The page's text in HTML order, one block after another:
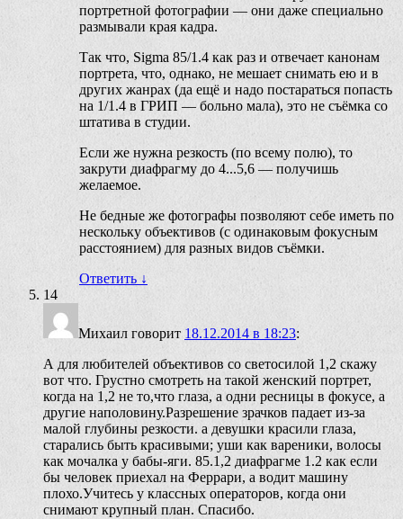
портретной фотографии — они даже специально
размывали края кадра.
Так что, Sigma 85/1.4 как раз и отвечает канонам
портрета, что, однако, не мешает снимать ею и в
других жанрах (да ещё и надо постараться попасть
на 1/1.4 в ГРИП — больно мала), это не съёмка со
штатива в студии.
Если же нужна резкость (по всему полю), то
закрути диафрагму до 4...5,6 — получишь
желаемое.
Не бедные же фотографы позволяют себе иметь по
нескольку объективов (с одинаковым фокусным
расстоянием) для разных видов съёмки.
Ответить ↓
14
Михаил говорит 18.12.2014 в 18:23:
А для любителей объективов со светосилой 1,2 скажу
вот что. Грустно смотреть на такой женский портрет,
когда на 1,2 не то,что глаза, а одни ресницы в фокусе, а
другие наполовину.Разрешение зрачков падает из-за
малой глубины резкости. а девушки красили глаза,
старались быть красивыми; уши как вареники, волосы
как мочалка у бабы-яги. 85.1,2 диафрагме 1.2 как если
бы человек приехал на Феррари, а водит машину
плохо.Учитесь у классных операторов, когда они
снимают крупный план. Спасибо.